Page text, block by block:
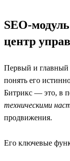
SEO-
центр
Первый и главный
понять его
Битрикс — это, в
техническими
продвижения.
Его ключевые